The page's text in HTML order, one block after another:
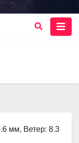
мм, Ветер: 8.3